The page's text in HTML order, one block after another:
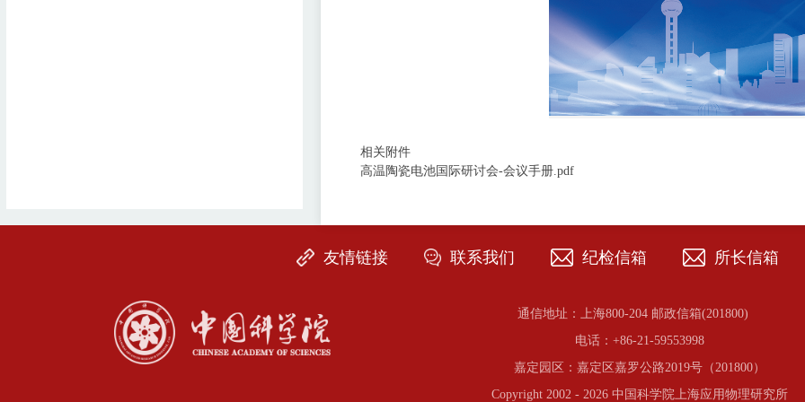
相关附件
高温陶瓷电池国际研讨会-会议手册.pdf
友情链接 联系我们 纪检信箱 所长信箱
通信地址：上海800-204 邮政信箱(201800)
电话：+86-21-59553998
嘉定园区：嘉定区嘉罗公路2019号（201800）
Copyright 2002 - 2026 中国科学院上海应用物理研究所